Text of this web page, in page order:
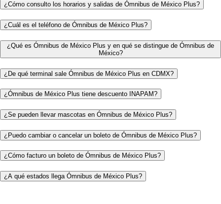
¿Cómo consulto los horarios y salidas de Ómnibus de México Plus?
¿Cuál es el teléfono de Ómnibus de México Plus?
¿Qué es Ómnibus de México Plus y en qué se distingue de Ómnibus de
México?
¿De qué terminal sale Ómnibus de México Plus en CDMX?
¿Ómnibus de México Plus tiene descuento INAPAM?
¿Se pueden llevar mascotas en Ómnibus de México Plus?
¿Puedo cambiar o cancelar un boleto de Ómnibus de México Plus?
¿Cómo facturo un boleto de Ómnibus de México Plus?
¿A qué estados llega Ómnibus de México Plus?